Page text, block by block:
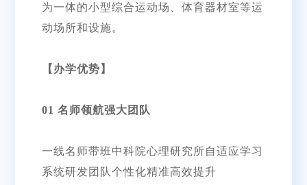
为一体的小型综合运动场、体育器材室等运
动场所和设施。
【办学优势】
01 名师领航强大团队
一线名师带班中科院心理研究所自适应学习
系统研发团队个性化精准高效提升